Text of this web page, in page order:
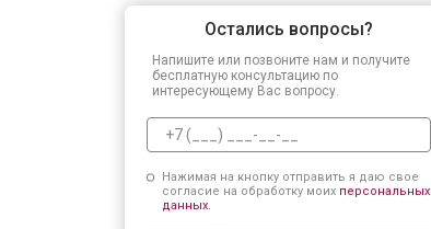
Остались вопросы?
Напишите или позвоните нам и получите
бесплатную консультацию по
интересующему Вас вопросу.
Нажимая на кнопку отправить я даю свое
согласие на обработку моих персональных
данных.